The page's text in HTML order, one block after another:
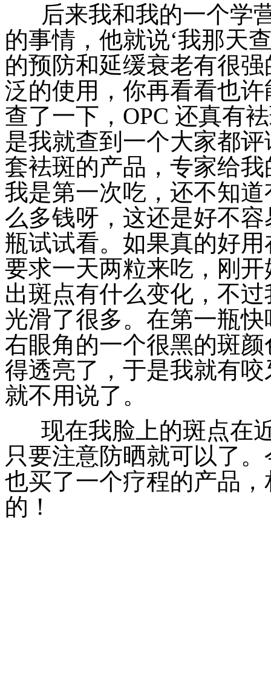
后来我和我的一个学
的事情，他就说‘我那天
的预防和延缓衰老有很
泛的使用，你再看看也
查了一下，OPC 还真有
是我就查到一个大家都
套袪斑的产品，专家给
我是第一次吃，还不知
么多钱呀，这还是好不
瓶试试看。如果真的好
要求一天两粒来吃，刚
出斑点有什么变化，不
光滑了很多。在第一瓶
右眼角的一个很黑的斑
得透亮了，于是我就有
就不用说了。
现在我脸上的斑点在
只要注意防晒就可以了
也买了一个疗程的产品，
的！